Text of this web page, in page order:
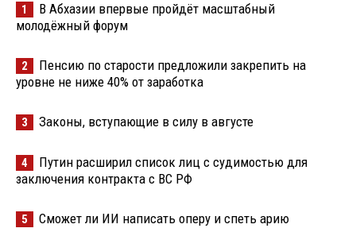
1
В Абхазии впервые пройдёт масштабный
молодёжный форум
2
Пенсию по старости предложили закрепить на
уровне не ниже 40% от заработка
3 Законы, вступающие в силу в августе
4
Путин расширил список лиц с судимостью для
заключения контракта с ВС РФ
5 Сможет ли ИИ написать оперу и спеть арию